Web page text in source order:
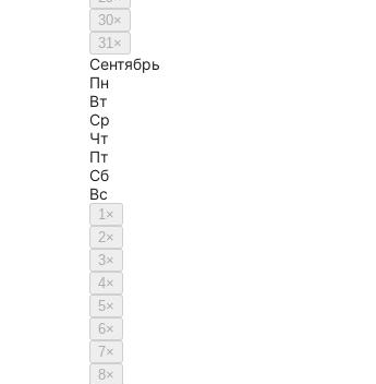
30×
31×
Сентябрь
Пн
Вт
Ср
Чт
Пт
Сб
Вс
1×
2×
3×
4×
5×
6×
7×
8×